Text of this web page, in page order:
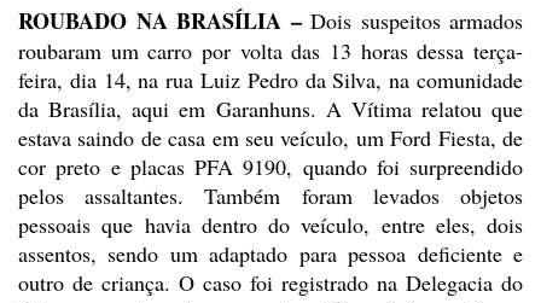
ROUBADO NA BRASÍLIA – Dois suspeitos armados
roubaram um carro por volta das 13 horas dessa terça-
feira, dia 14, na rua Luiz Pedro da Silva, na comunidade
da Brasília, aqui em Garanhuns. A Vítima relatou que
estava saindo de casa em seu veículo, um Ford Fiesta, de
cor preto e placas PFA 9190, quando foi surpreendido
pelos assaltantes. Também foram levados objetos
pessoais que havia dentro do veículo, entre eles, dois
assentos, sendo um adaptado para pessoa deficiente e
outro de criança. O caso foi registrado na Delegacia do